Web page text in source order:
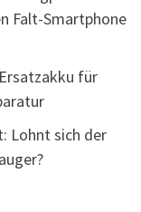
Falt-Smartphone
für
Lohnt sich der